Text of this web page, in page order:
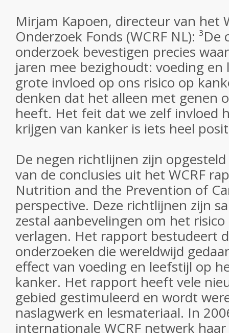
Mirjam Kapoen, directeur van het
Onderzoek Fonds (WCRF NL):
onderzoek bevestigen precies
jaren mee bezighoudt: voeding
grote invloed op ons risico op
denken dat het alleen met genen
heeft. Het feit dat we zelf invloed
krijgen van kanker is iets heel
De negen richtlijnen zijn
van de conclusies uit het WCRF
Nutrition and the Prevention of
perspective. Deze richtlijnen zijn
zestal aanbevelingen om het
verlagen. Het rapport bestudeert
onderzoeken die wereldwijd
effect van voeding en leefstijl op
kanker. Het rapport heeft vele
gebied gestimuleerd en wordt
naslagwerk en lesmateriaal. In
internationale WCRF netwerk